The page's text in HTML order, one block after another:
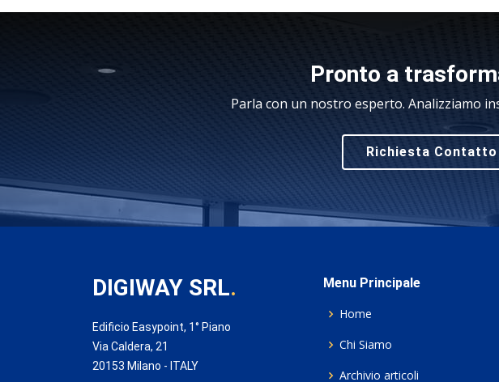
Pronto a
Parla con un nostro esperto. Analizziamo
Richiesta Contatto
DIGIWAY SRL.
Edificio Easypoint, 1° Piano
Via Caldera, 21
20153 Milano - ITALY
Menu Principale
Home
Chi Siamo
Archivio articoli